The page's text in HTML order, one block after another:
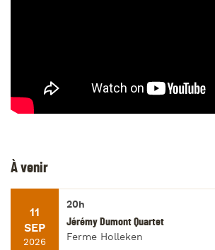
À venir
11
SEP
2026
20h
Jérémy Dumont Quartet
Ferme Holleken